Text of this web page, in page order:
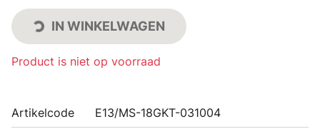
IN WINKELWAGEN
Product is niet op voorraad
Artikelcode E13/MS-18GKT-031004